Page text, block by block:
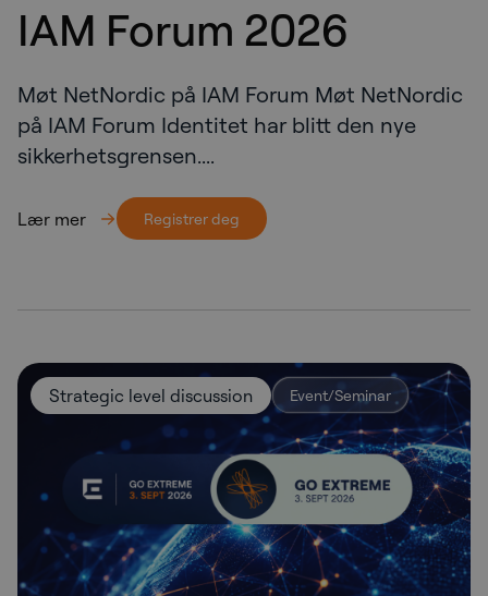
IAM Forum 2026
Møt NetNordic på IAM Forum Møt NetNordic
på IAM Forum Identitet har blitt den nye
sikkerhetsgrensen....
Lær mer Registrer deg
Strategic level discussion Event/Seminar